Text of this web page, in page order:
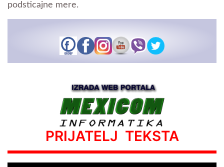
podsticajne mere.
PRIJATELJ TEKSTA